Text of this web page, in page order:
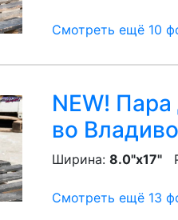
Смотреть ещё 10
NEW!
во
Ширина: 8.0"x17"
Смотреть ещё 13